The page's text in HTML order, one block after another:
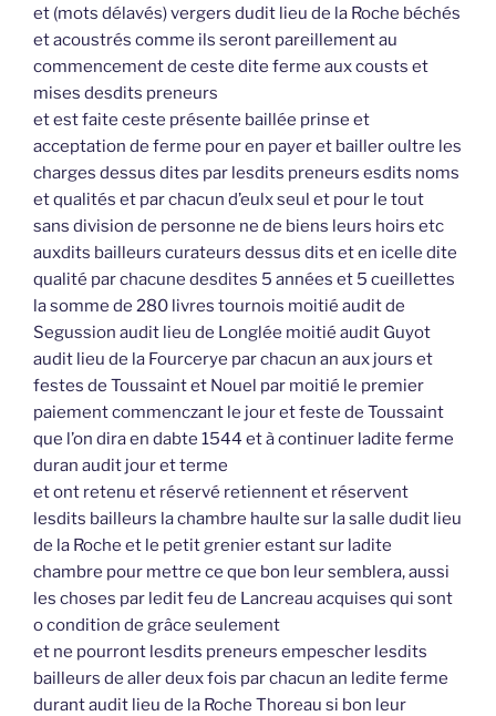
et (mots délavés) vergers dudit lieu de la Roche béchés
et acoustrés comme ils seront pareillement au
commencement de ceste dite ferme aux cousts et
mises desdits preneurs
et est faite ceste présente baillée prinse et
acceptation de ferme pour en payer et bailler oultre les
charges dessus dites par lesdits preneurs esdits noms
et qualités et par chacun d’eulx seul et pour le tout
sans division de personne ne de biens leurs hoirs etc
auxdits bailleurs curateurs dessus dits et en icelle dite
qualité par chacune desdites 5 années et 5 cueillettes
la somme de 280 livres tournois moitié audit de
Segussion audit lieu de Longlée moitié audit Guyot
audit lieu de la Fourcerye par chacun an aux jours et
festes de Toussaint et Nouel par moitié le premier
paiement commenczant le jour et feste de Toussaint
que l’on dira en dabte 1544 et à continuer ladite ferme
duran audit jour et terme
et ont retenu et réservé retiennent et réservent
lesdits bailleurs la chambre haulte sur la salle dudit lieu
de la Roche et le petit grenier estant sur ladite
chambre pour mettre ce que bon leur semblera, aussi
les choses par ledit feu de Lancreau acquises qui sont
o condition de grâce seulement
et ne pourront lesdits preneurs empescher lesdits
bailleurs de aller deux fois par chacun an ledite ferme
durant audit lieu de la Roche Thoreau si bon leur